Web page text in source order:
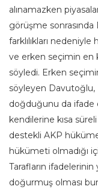
alınamazken
görüşme sonrasında
farklılıkları
ve erken seçimin en
söyledi. Erken
söyleyen
doğduğunu da ifade
kendilerine kısa
destekli AKP
hükümeti olmadığı
Tarafların
doğurmuş olması